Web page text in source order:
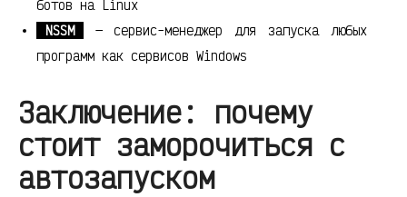
ботов на Linux
NSSM
— сервис-менеджер для запуска любых
программ как сервисов Windows
Заключение: почему
стоит заморочиться с
автозапуском